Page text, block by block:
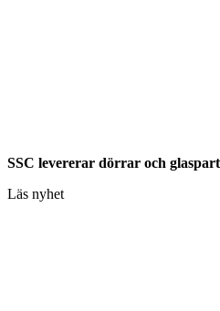
SSC levererar dörrar och
Läs nyhet